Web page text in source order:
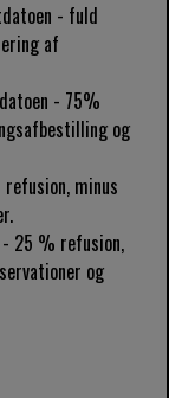
- fuld
af
- 75%
og
minus
25 % refusion,
og